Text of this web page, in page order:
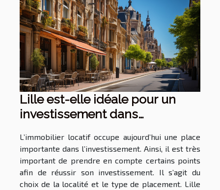
Lille est-elle idéale pour un
investissement dans
L’immobilier locatif occupe aujourd’hui une place
importante dans l’investissement. Ainsi, il est très
important de prendre en compte certains points
afin de réussir son investissement. Il s’agit du
choix de la localité et le type de placement. Lille